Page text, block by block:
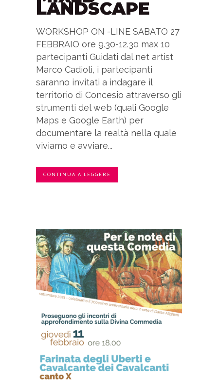
LANDSCAPE
WORKSHOP ON -LINE SABATO 27
FEBBRAIO ore 9.30-12.30 max 10
partecipanti Guidati dal net artist
Marco Cadioli, i partecipanti
saranno invitati a indagare il
territorio di Concesio attraverso gli
strumenti del web (quali Google
Maps e Google Earth) per
documentare la realtà nella quale
viviamo e avviare...
CONTINUA A LEGGERE